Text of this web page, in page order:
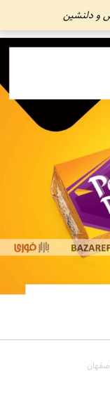
و دلنشین